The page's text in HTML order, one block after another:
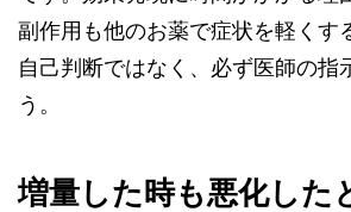
副作用も他のお薬で症状を軽くす
自己判断ではなく、必ず医師の指
う。
増量した時も悪化した